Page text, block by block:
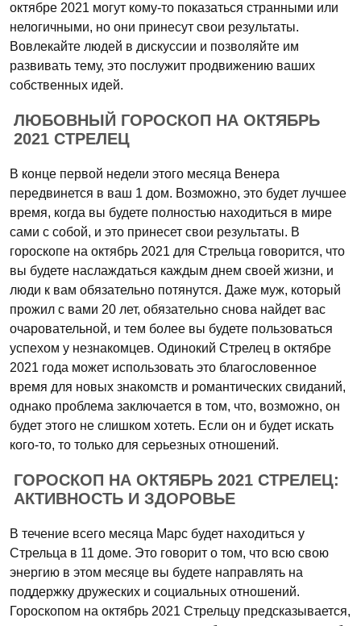
октябре 2021 могут кому-то показаться странными или
нелогичными, но они принесут свои результаты.
Вовлекайте людей в дискуссии и позволяйте им
развивать тему, это послужит продвижению ваших
собственных идей.
ЛЮБОВНЫЙ ГОРОСКОП НА ОКТЯБРЬ
2021 СТРЕЛЕЦ
В конце первой недели этого месяца Венера
передвинется в ваш 1 дом. Возможно, это будет лучшее
время, когда вы будете полностью находиться в мире
сами с собой, и это принесет свои результаты. В
гороскопе на октябрь 2021 для Стрельца говорится, что
вы будете наслаждаться каждым днем своей жизни, и
люди к вам обязательно потянутся. Даже муж, который
прожил с вами 20 лет, обязательно снова найдет вас
очаровательной, и тем более вы будете пользоваться
успехом у незнакомцев. Одинокий Стрелец в октябре
2021 года может использовать это благословенное
время для новых знакомств и романтических свиданий,
однако проблема заключается в том, что, возможно, он
будет этого не слишком хотеть. Если он и будет искать
кого-то, то только для серьезных отношений.
ГОРОСКОП НА ОКТЯБРЬ 2021 СТРЕЛЕЦ:
АКТИВНОСТЬ И ЗДОРОВЬЕ
В течение всего месяца Марс будет находиться у
Стрельца в 11 доме. Это говорит о том, что всю свою
энергию в этом месяце вы будете направлять на
поддержку дружеских и социальных отношений.
Гороскопом на октябрь 2021 Стрельцу предсказывается,